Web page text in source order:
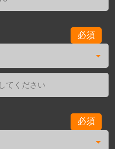
必須
必須